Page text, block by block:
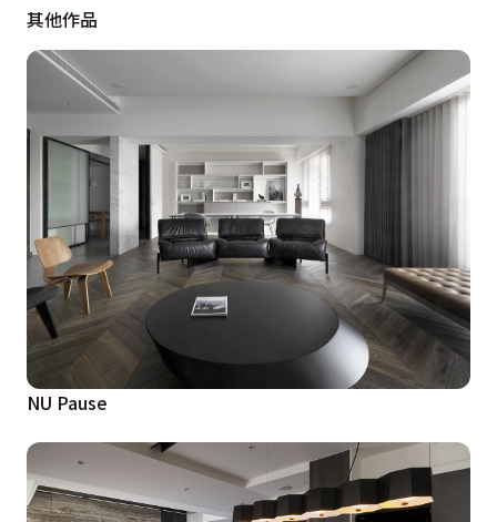
其他作品
NU Pause